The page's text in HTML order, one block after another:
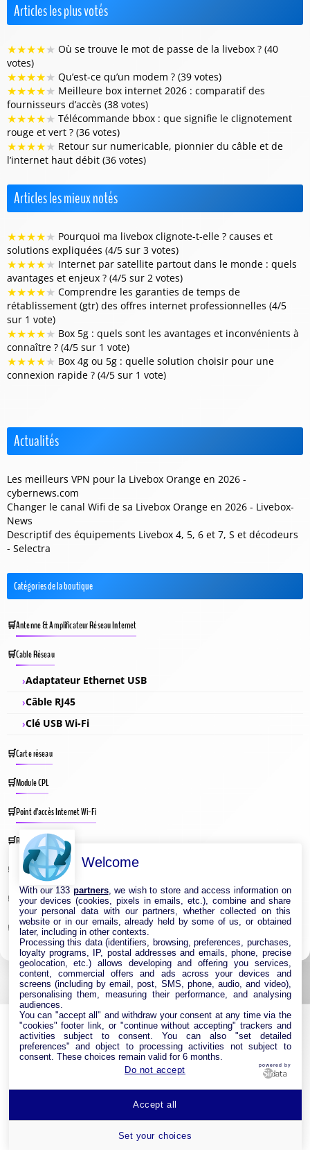
Articles les plus votés
★★★★★ Où se trouve le mot de passe de la livebox ? (40
votes)
★★★★★ Qu’est-ce qu’un modem ? (39 votes)
★★★★★ Meilleure box internet 2026 : comparatif des
fournisseurs d’accès (38 votes)
★★★★★ Télécommande bbox : que signifie le clignotement
rouge et vert ? (36 votes)
★★★★★ Retour sur numericable, pionnier du câble et de
l’internet haut débit (36 votes)
Articles les mieux notés
★★★★★ Pourquoi ma livebox clignote-t-elle ? causes et
solutions expliquées (4/5 sur 3 votes)
★★★★★ Internet par satellite partout dans le monde : quels
avantages et enjeux ? (4/5 sur 2 votes)
★★★★★ Comprendre les garanties de temps de
rétablissement (gtr) des offres internet professionnelles (4/5
sur 1 vote)
★★★★★ Box 5g : quels sont les avantages et inconvénients à
connaître ? (4/5 sur 1 vote)
★★★★★ Box 4g ou 5g : quelle solution choisir pour une
connexion rapide ? (4/5 sur 1 vote)
Actualités
Les meilleurs VPN pour la Livebox Orange en 2026 -
cybernews.com
Changer le canal Wifi de sa Livebox Orange en 2026 - Livebox-
News
Descriptif des équipements Livebox 4, 5, 6 et 7, S et décodeurs
- Selectra
Catégories de la boutique
Antenne & Amplificateur Réseau Internet
Cable Réseau
Adaptateur Ethernet USB
Câble RJ45
Clé USB Wi-Fi
Carte réseau
Module CPL
Point d’accès Internet Wi-Fi
Répéteur Wifi
Routeur Internet
Switches & Hubs Réseau
Système WIFI Mesh
Contact|Politique de Confidentialité
Mentions Légales|Paramétrer les cookies
© 2026 https://www.fournisseur-acces-internet.com/
Welcome
With our 133 partners, we wish to store and access information on
your devices (cookies, pixels in emails, etc.), combine and share
your personal data with our partners, whether collected on this
website or in our emails, already held by some of us, or obtained
later, including in other contexts.
Processing this data (identifiers, browsing, preferences, purchases,
loyalty programs, IP, postal addresses and emails, phone, precise
geolocation, etc.) allows developing and offering you services,
content, commercial offers and ads across your devices and
screens (including by email, post, SMS, phone, audio, and video),
personalising them, measuring their performance, and analysing
audiences.
You can "accept all" and withdraw your consent at any time via the
"cookies" footer link, or "continue without accepting" trackers and
activities subject to consent. You can also "set detailed
preferences" and object to processing activities not subject to
consent. These choices remain valid for 6 months.
Do not accept
powered by
Set your choices
Accept all